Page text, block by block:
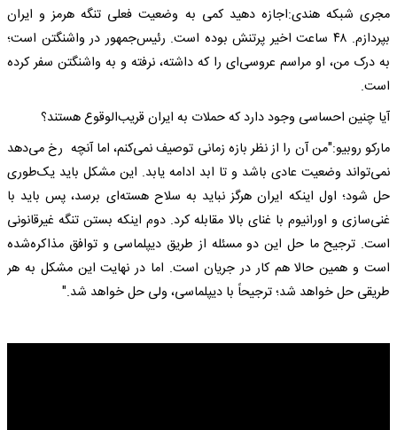
مجری شبکه هندی:اجازه دهید کمی به وضعیت فعلی تنگه هرمز و ایران
بپردازم. ۴۸ ساعت اخیر پرتنش بوده است. رئیس‌جمهور در واشنگتن است؛
به درک من، او مراسم عروسی‌ای را که داشته، نرفته و به واشنگتن سفر کرده
است.
آیا چنین احساسی وجود دارد که حملات به ایران قریب‌الوقوع هستند؟
مارکو روبیو:"من آن را از نظر بازه زمانی توصیف نمی‌کنم، اما آنچه رخ می‌دهد
نمی‌تواند وضعیت عادی باشد و تا ابد ادامه یابد. این مشکل باید یک‌طوری
حل شود؛ اول اینکه ایران هرگز نباید به سلاح هسته‌ای برسد، پس باید با
غنی‌سازی و اورانیوم با غنای بالا مقابله کرد. دوم اینکه بستن تنگه غیرقانونی
است. ترجیح ما حل این دو مسئله از طریق دیپلماسی و توافق مذاکره‌شده
است و همین حالا هم کار در جریان است. اما در نهایت این مشکل به هر
طریقی حل خواهد شد؛ ترجیحاً با دیپلماسی، ولی حل خواهد شد."